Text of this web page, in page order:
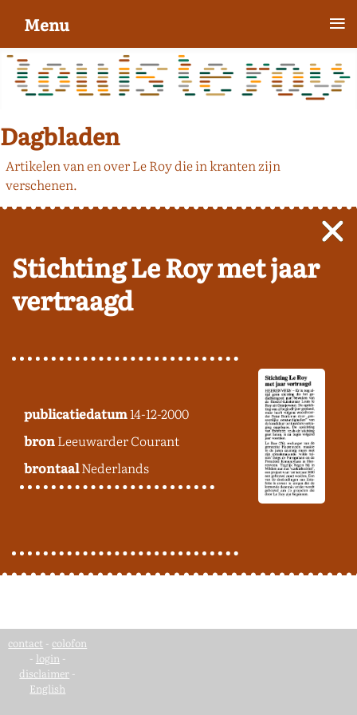
Dagbladen
Artikelen van en over Le Roy die in kranten zijn
verschenen.
Stichting Le Roy met jaar
vertraagd
publicatiedatum14-12-2000
bronLeeuwarder Courant
brontaalNederlands
contact - colofon
- login -
disclaimer -
English
Menu ≡